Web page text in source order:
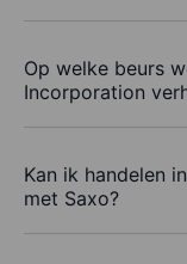
Op welke beurs
Incorporation
Kan ik handelen
met Saxo?